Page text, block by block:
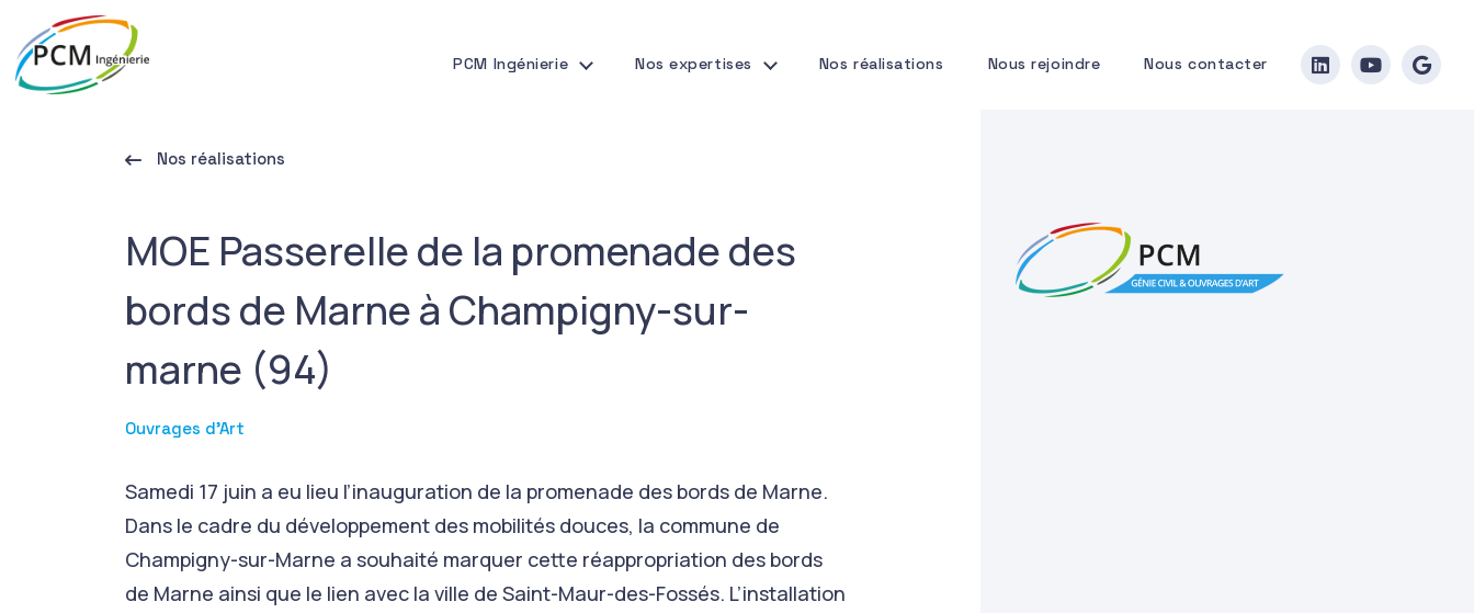
PCM Ingénierie Nos expertises Nos réalisations Nous rejoindre Nous contacter
Nos réalisations
MOE Passerelle de la promenade des
bords de Marne à Champigny-sur-
marne (94)
Ouvrages d’Art
Samedi 17 juin a eu lieu l’inauguration de la promenade des bords de Marne.
Dans le cadre du développement des mobilités douces, la commune de
Champigny-sur-Marne a souhaité marquer cette réappropriation des bords
de Marne ainsi que le lien avec la ville de Saint-Maur-des-Fossés. L’installation